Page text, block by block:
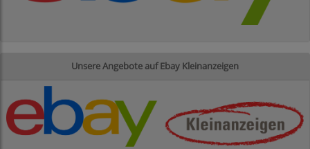
Unsere Angebote auf Ebay Kleinanzeigen